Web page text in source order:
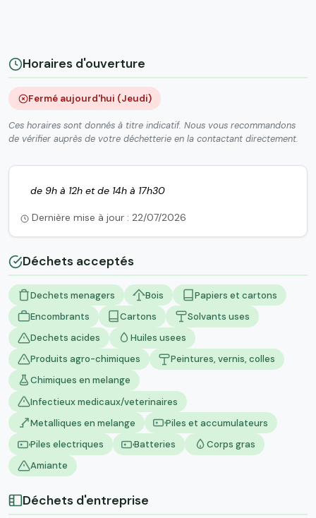
Horaires d'ouverture
Fermé aujourd'hui (Jeudi)
Ces horaires sont donnés à titre indicatif. Nous vous recommandons
de vérifier auprès de votre déchetterie en la contactant directement.
de 9h à 12h et de 14h à 17h30
Dernière mise à jour : 22/07/2026
Déchets acceptés
Dechets menagers Bois
Papiers et cartons
Encombrants
Cartons
Solvants uses
Dechets acides
Huiles usees
Produits agro-chimiques
Peintures, vernis, colles
Chimiques en melange
Infectieux medicaux/veterinaires
Metalliques en melange
Piles et accumulateurs
Piles electriques
Batteries
Corps gras
Amiante
Déchets d'entreprise